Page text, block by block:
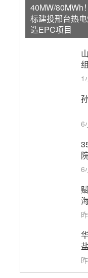
40MW/80MWh
标建投邢台热
造EPC项目
1
6
6